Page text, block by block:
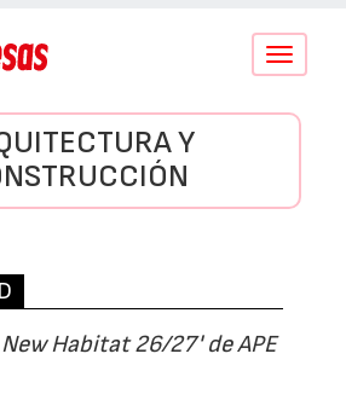
Conmutar
Y
Habitat 26/27' de APE